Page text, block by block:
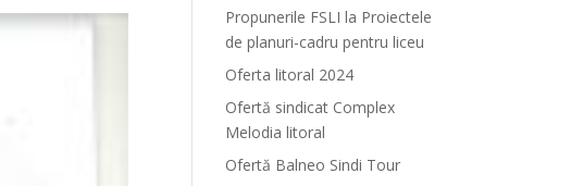
Propunerile FSLI la Proiectele
de planuri-cadru pentru liceu
Oferta litoral 2024
Ofertă sindicat Complex
Melodia litoral
Ofertă Balneo Sindi Tour